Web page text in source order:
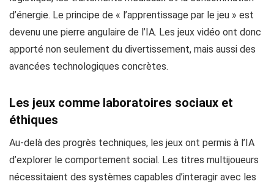
d’énergie. Le principe de « l’apprentissage par le jeu » est
devenu une pierre angulaire de l’IA. Les jeux vidéo ont donc
apporté non seulement du divertissement, mais aussi des
avancées technologiques concrètes.
Les jeux comme laboratoires sociaux et
éthiques
Au-delà des progrès techniques, les jeux ont permis à l’IA
d’explorer le comportement social. Les titres multijoueurs
nécessitaient des systèmes capables d’interagir avec les